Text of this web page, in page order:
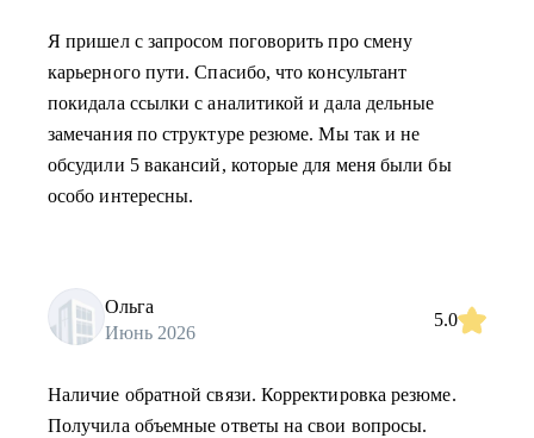
Я пришел с запросом поговорить про смену
карьерного пути. Спасибо, что консультант
покидала ссылки с аналитикой и дала дельные
замечания по структуре резюме. Мы так и не
обсудили 5 вакансий, которые для меня были бы
особо интересны.
Ольга
Июнь 2026
5.0
Наличие обратной связи. Корректировка резюме.
Получила объемные ответы на свои вопросы.